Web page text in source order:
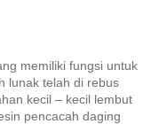
memiliki fungsi untuk
lunak telah di rebus
kecil – kecil lembut
pencacah daging